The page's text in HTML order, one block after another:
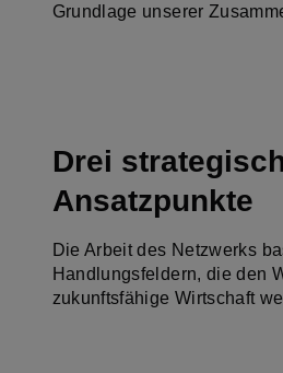
Grundlage unserer
Drei
Ansatzpunkte
Die Arbeit des Netzwerks
Handlungsfeldern, die den
zukunftsfähige Wirtschaft